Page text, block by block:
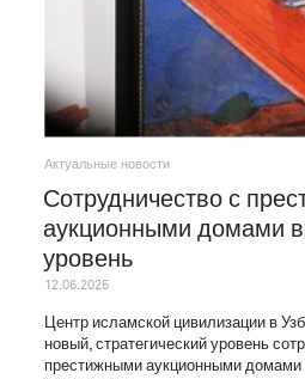
Актуальные новости
Сотрудничество с
аукционными домами
уровень
12.06.2025
Центр исламской цивилизации в
новый, стратегический уровень
престижными аукционными